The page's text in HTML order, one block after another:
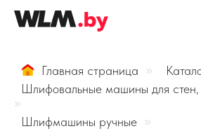
Главная страница »
Шлифовальные машины для стен,
»
Шлифмашины ручные »